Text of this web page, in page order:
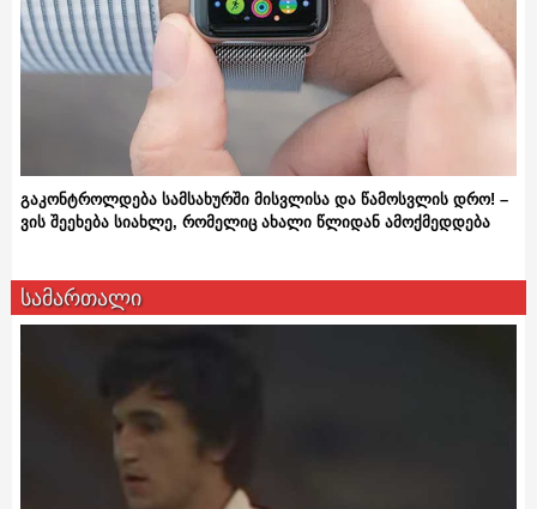
გაკონტროლდება სამსახურში მისვლისა და წამოსვლის დრო! –
ვის შეეხება სიახლე, რომელიც ახალი წლიდან ამოქმედდება
სამართალი